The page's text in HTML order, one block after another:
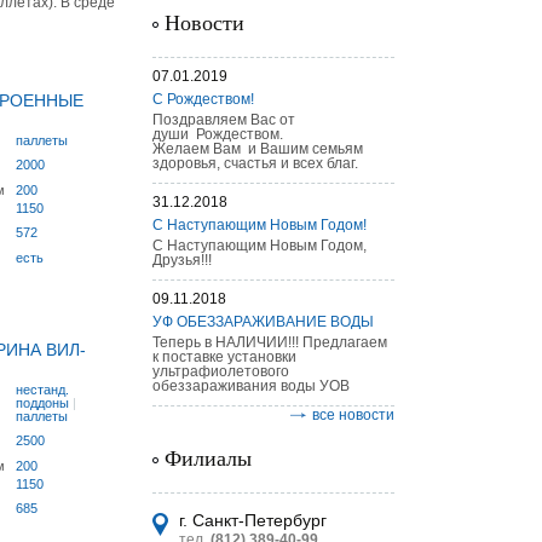
MINI
паллеты
2000
200
1150
572
есть
ВИЛ-
нестанд.
поддоны |
паллеты
2500
200
1150
685
Новости
07.01.2019
С Рождеством!
Поздравляем Вас от
души Рождеством.
Желаем Вам и Вашим семьям
здоровья, счастья и всех благ.
31.12.2018
С Наступающим Новым Годом!
С Наступающим Новым Годом,
Друзья!!!
09.11.2018
УФ ОБЕЗЗАРАЖИВАНИЕ ВОДЫ
Теперь в НАЛИЧИИ!!! Предлагаем
к поставке установки
ультрафиолетового
обеззараживания воды УОВ
все новости
Филиалы
г. Санкт-Петербург